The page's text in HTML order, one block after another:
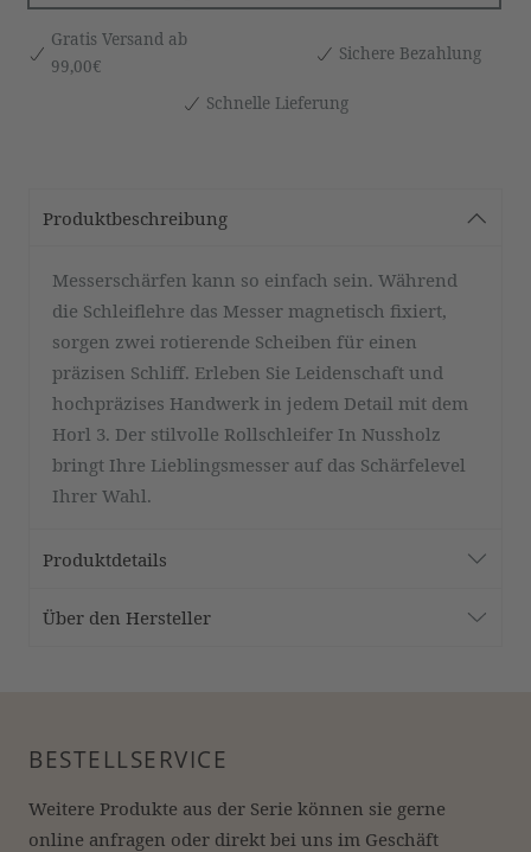
Gratis Versand ab
99,00€
Sichere Bezahlung
Schnelle Lieferung
Produktbeschreibung
Messerschärfen kann so einfach sein. Während
die Schleiflehre das Messer magnetisch fixiert,
sorgen zwei rotierende Scheiben für einen
präzisen Schliff. Erleben Sie Leidenschaft und
hochpräzises Handwerk in jedem Detail mit dem
Horl 3. Der stilvolle Rollschleifer In Nussholz
bringt Ihre Lieblingsmesser auf das Schärfelevel
Ihrer Wahl.
Produktdetails
Über den Hersteller
BESTELLSERVICE
Weitere Produkte aus der Serie können sie gerne
online anfragen oder direkt bei uns im Geschäft